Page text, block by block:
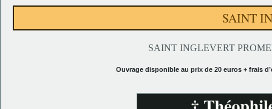
SAINT
SAINT INGLEVERT
Ouvrage disponible au prix de 20 euros + frais